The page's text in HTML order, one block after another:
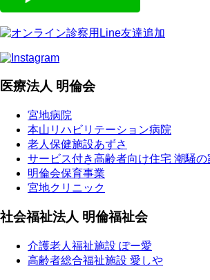
医療法人 明倫会
宮地病院
本山リハビリテーション病院
老人保健施設あずさ
サービス付き高齢者向け住宅 潮騒の
明倫会保育事業
宮地クリニック
社会福祉法人 明倫福祉会
介護老人福祉施設 ぽー愛
高齢者総合福祉施設 愛しや